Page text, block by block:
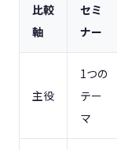
比較
軸
セミ
ナー
主役
1つの
テー
マ